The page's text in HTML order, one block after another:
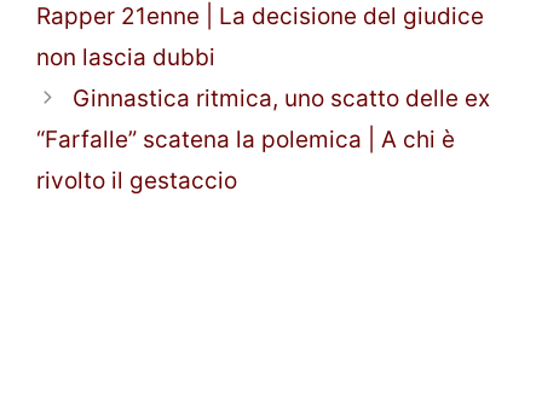
Rapper 21enne | La decisione del giudice
non lascia dubbi
Ginnastica ritmica, uno scatto delle ex
“Farfalle” scatena la polemica | A chi è
rivolto il gestaccio